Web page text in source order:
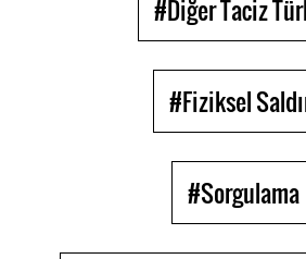
#Diğer Taciz
#Fiziksel
#Sorgulama